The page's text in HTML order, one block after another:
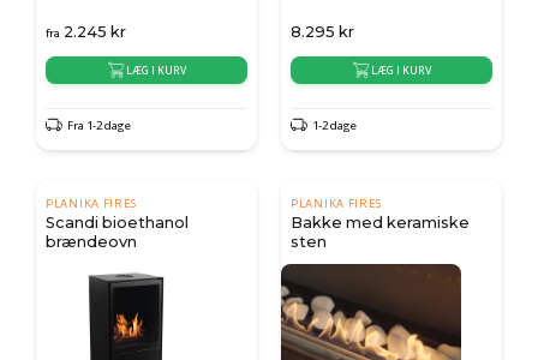
fra 2.245 kr
LÆG I KURV
Fra 1-2 dage
8.295 kr
LÆG I KURV
1-2 dage
PLANIKA FIRES
Scandi bioethanol
brændeovn
PLANIKA FIRES
Bakke med keramiske
sten